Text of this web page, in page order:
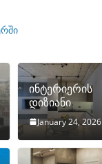
ინტერიერის
დიზიანი
January 24, 2026